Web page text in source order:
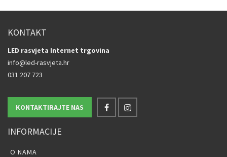
KONTAKT
LED rasvjeta Internet trgovina
info@led-rasvjeta.hr
031 207 723
KONTAKTIRAJTE NAS
INFORMACIJE
O NAMA